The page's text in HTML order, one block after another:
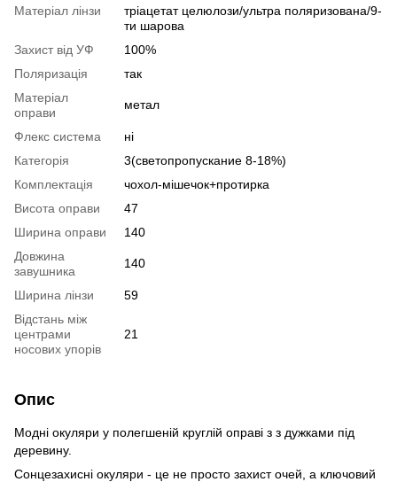
Матеріал лінзи
тріацетат целюлози/ультра поляризована/9-
ти шарова
Захист від УФ
100%
Поляризація
так
Матеріал
оправи
метал
Флекс система
ні
Категорія
3(светопропускание 8-18%)
Комплектація
чохол-мішечок+протирка
Висота оправи
47
Ширина оправи
140
Довжина
завушника
140
Ширина лінзи
59
Відстань між
центрами
носових упорів
21
Опис
Модні окуляри у полегшеній круглій оправі з з дужками під
деревину.
Сонцезахисні окуляри - це не просто захист очей, а ключовий